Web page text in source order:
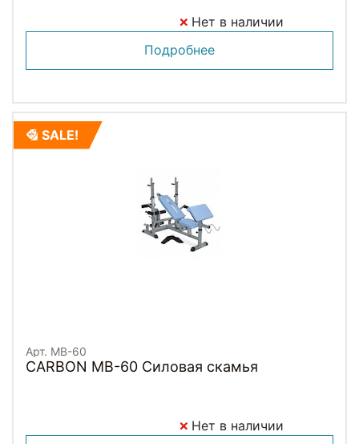
Нет в наличии
Подробнее
SALE!
Арт. MB-60
CARBON MB-60 Силовая скамья
Нет в наличии